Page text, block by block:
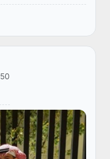
orasidan